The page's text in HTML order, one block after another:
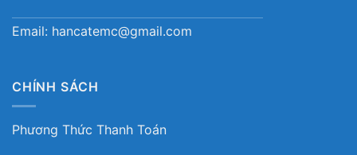
Email: hancatemc@gmail.com
CHÍNH SÁCH
Phương Thức Thanh Toán